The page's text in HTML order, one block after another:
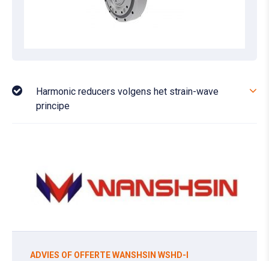
Harmonic reducers volgens het strain-wave
principe
ADVIES OF OFFERTE WANSHSIN WSHD-I